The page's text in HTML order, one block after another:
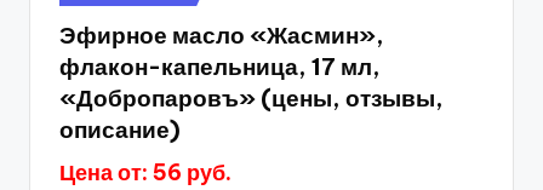
в
Эфирное масло «Жасмин»,
флакон-капельница, 17 мл,
«Добропаровъ» (цены, отзывы,
описание)
Цена от: 56 руб.